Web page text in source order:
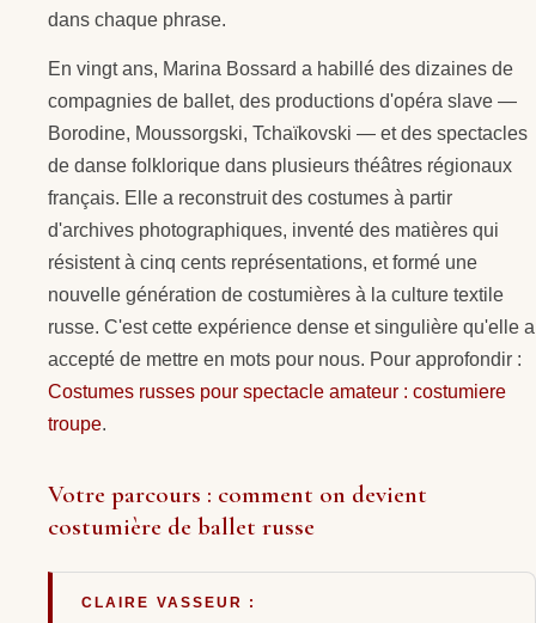
dans chaque phrase.
En vingt ans, Marina Bossard a habillé des dizaines de
compagnies de ballet, des productions d'opéra slave —
Borodine, Moussorgski, Tchaïkovski — et des spectacles
de danse folklorique dans plusieurs théâtres régionaux
français. Elle a reconstruit des costumes à partir
d'archives photographiques, inventé des matières qui
résistent à cinq cents représentations, et formé une
nouvelle génération de costumières à la culture textile
russe. C'est cette expérience dense et singulière qu'elle a
accepté de mettre en mots pour nous. Pour approfondir :
Costumes russes pour spectacle amateur : costumiere
troupe.
Votre parcours : comment on devient
costumière de ballet russe
CLAIRE VASSEUR :